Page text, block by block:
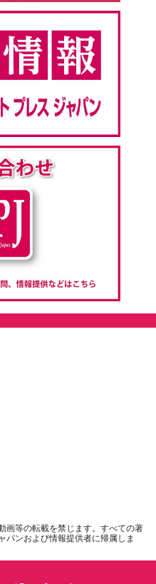
画等の転載を禁じます。すべての著
パンおよび情報提供者に帰属しま